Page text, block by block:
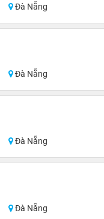
Đà Nẵng
Đà Nẵng
Đà Nẵng
Đà Nẵng